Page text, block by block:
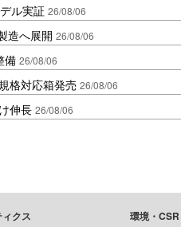
ル実証 26/08/06
造へ展開 26/08/06
備 26/08/06
格対応箱発売 26/08/06
伸長 26/08/06
クス 環境・CSR